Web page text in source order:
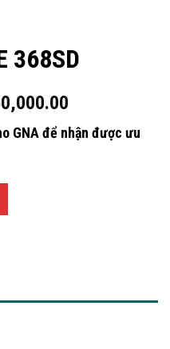
368SD
GNA để nhận được ưu